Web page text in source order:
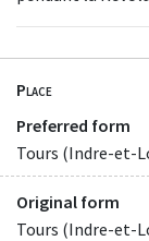
Place
Preferred form
Tours (Indre-et-
Original form
Tours (Indre-et-